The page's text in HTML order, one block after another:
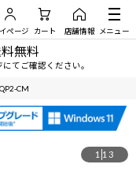
ページ カート 店舗情報 メニュー
無料
てご確認ください。
CM
1 13